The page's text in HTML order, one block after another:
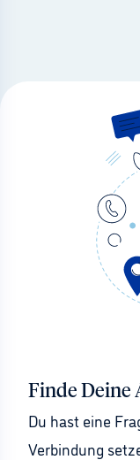
Finde Deine
Du hast eine
Verbindung